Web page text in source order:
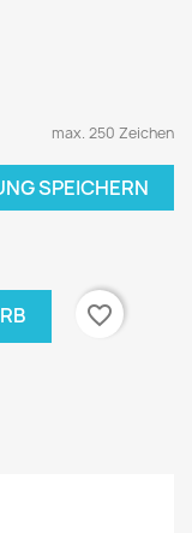
max. 250 Zeichen
SPEICHERN
favorite_border